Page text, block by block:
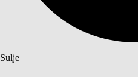
Sulje